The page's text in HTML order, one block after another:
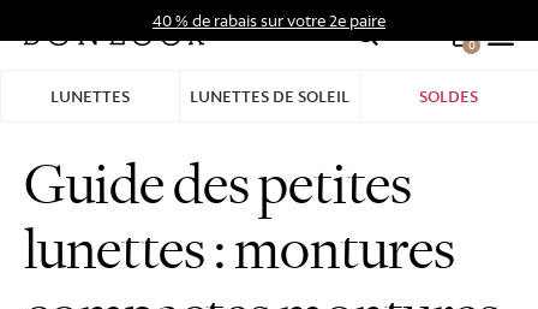
au
40 % de rabais sur votre 2e paire
0
LUNETTES LUNETTES DE SOLEIL SOLDES
Guide des petites
lunettes : montures